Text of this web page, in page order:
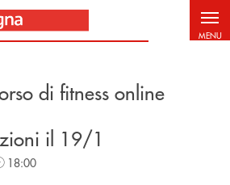
MENU
di fitness online
il 19/1
18:00